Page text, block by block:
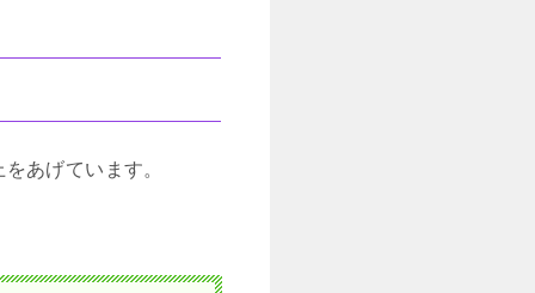
あげています。